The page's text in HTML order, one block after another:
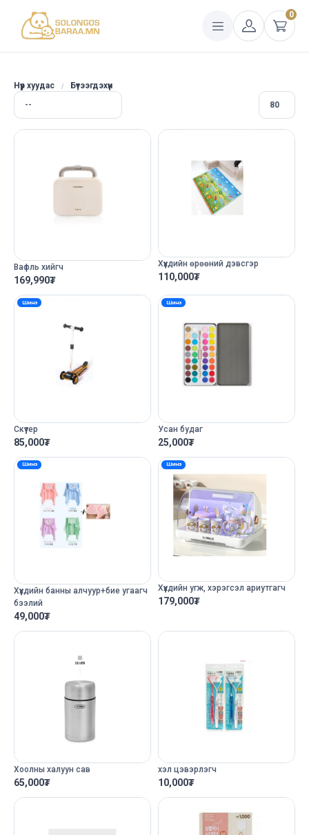
0
Нүүр хуудас Бүтээгдэхүүн
Вафль хийгч
169,990₮
Хүүхдийн өрөөний дэвсгэр
110,000₮
Шинэ
Скүүтер
85,000₮
Шинэ
Усан будаг
25,000₮
Шинэ
Хүүхдийн банны алчуур+бие угаагч
бээлий
49,000₮
Шинэ
Хүүхдийн угж, хэрэгсэл ариутгагч
179,000₮
Хоолны халуун сав
65,000₮
хэл цэвэрлэгч
10,000₮